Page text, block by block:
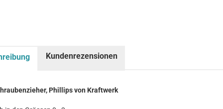
Kundenrezensionen
Phillips von Kraftwerk